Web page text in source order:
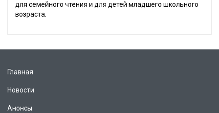
для семейного чтения и для детей младшего школьного
возраста.
Главная
Новости
Анонсы